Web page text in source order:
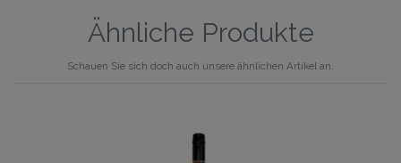
Ähnliche Produkte
Schauen Sie sich doch auch unsere ähnlichen Artikel an.